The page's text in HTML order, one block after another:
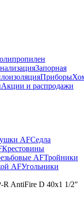
Запорная
Приборы
Акции и распродажи
AFСедла
Крестовины
AFТройники
AFУгольники
R AntiFire D 40х1 1/2"